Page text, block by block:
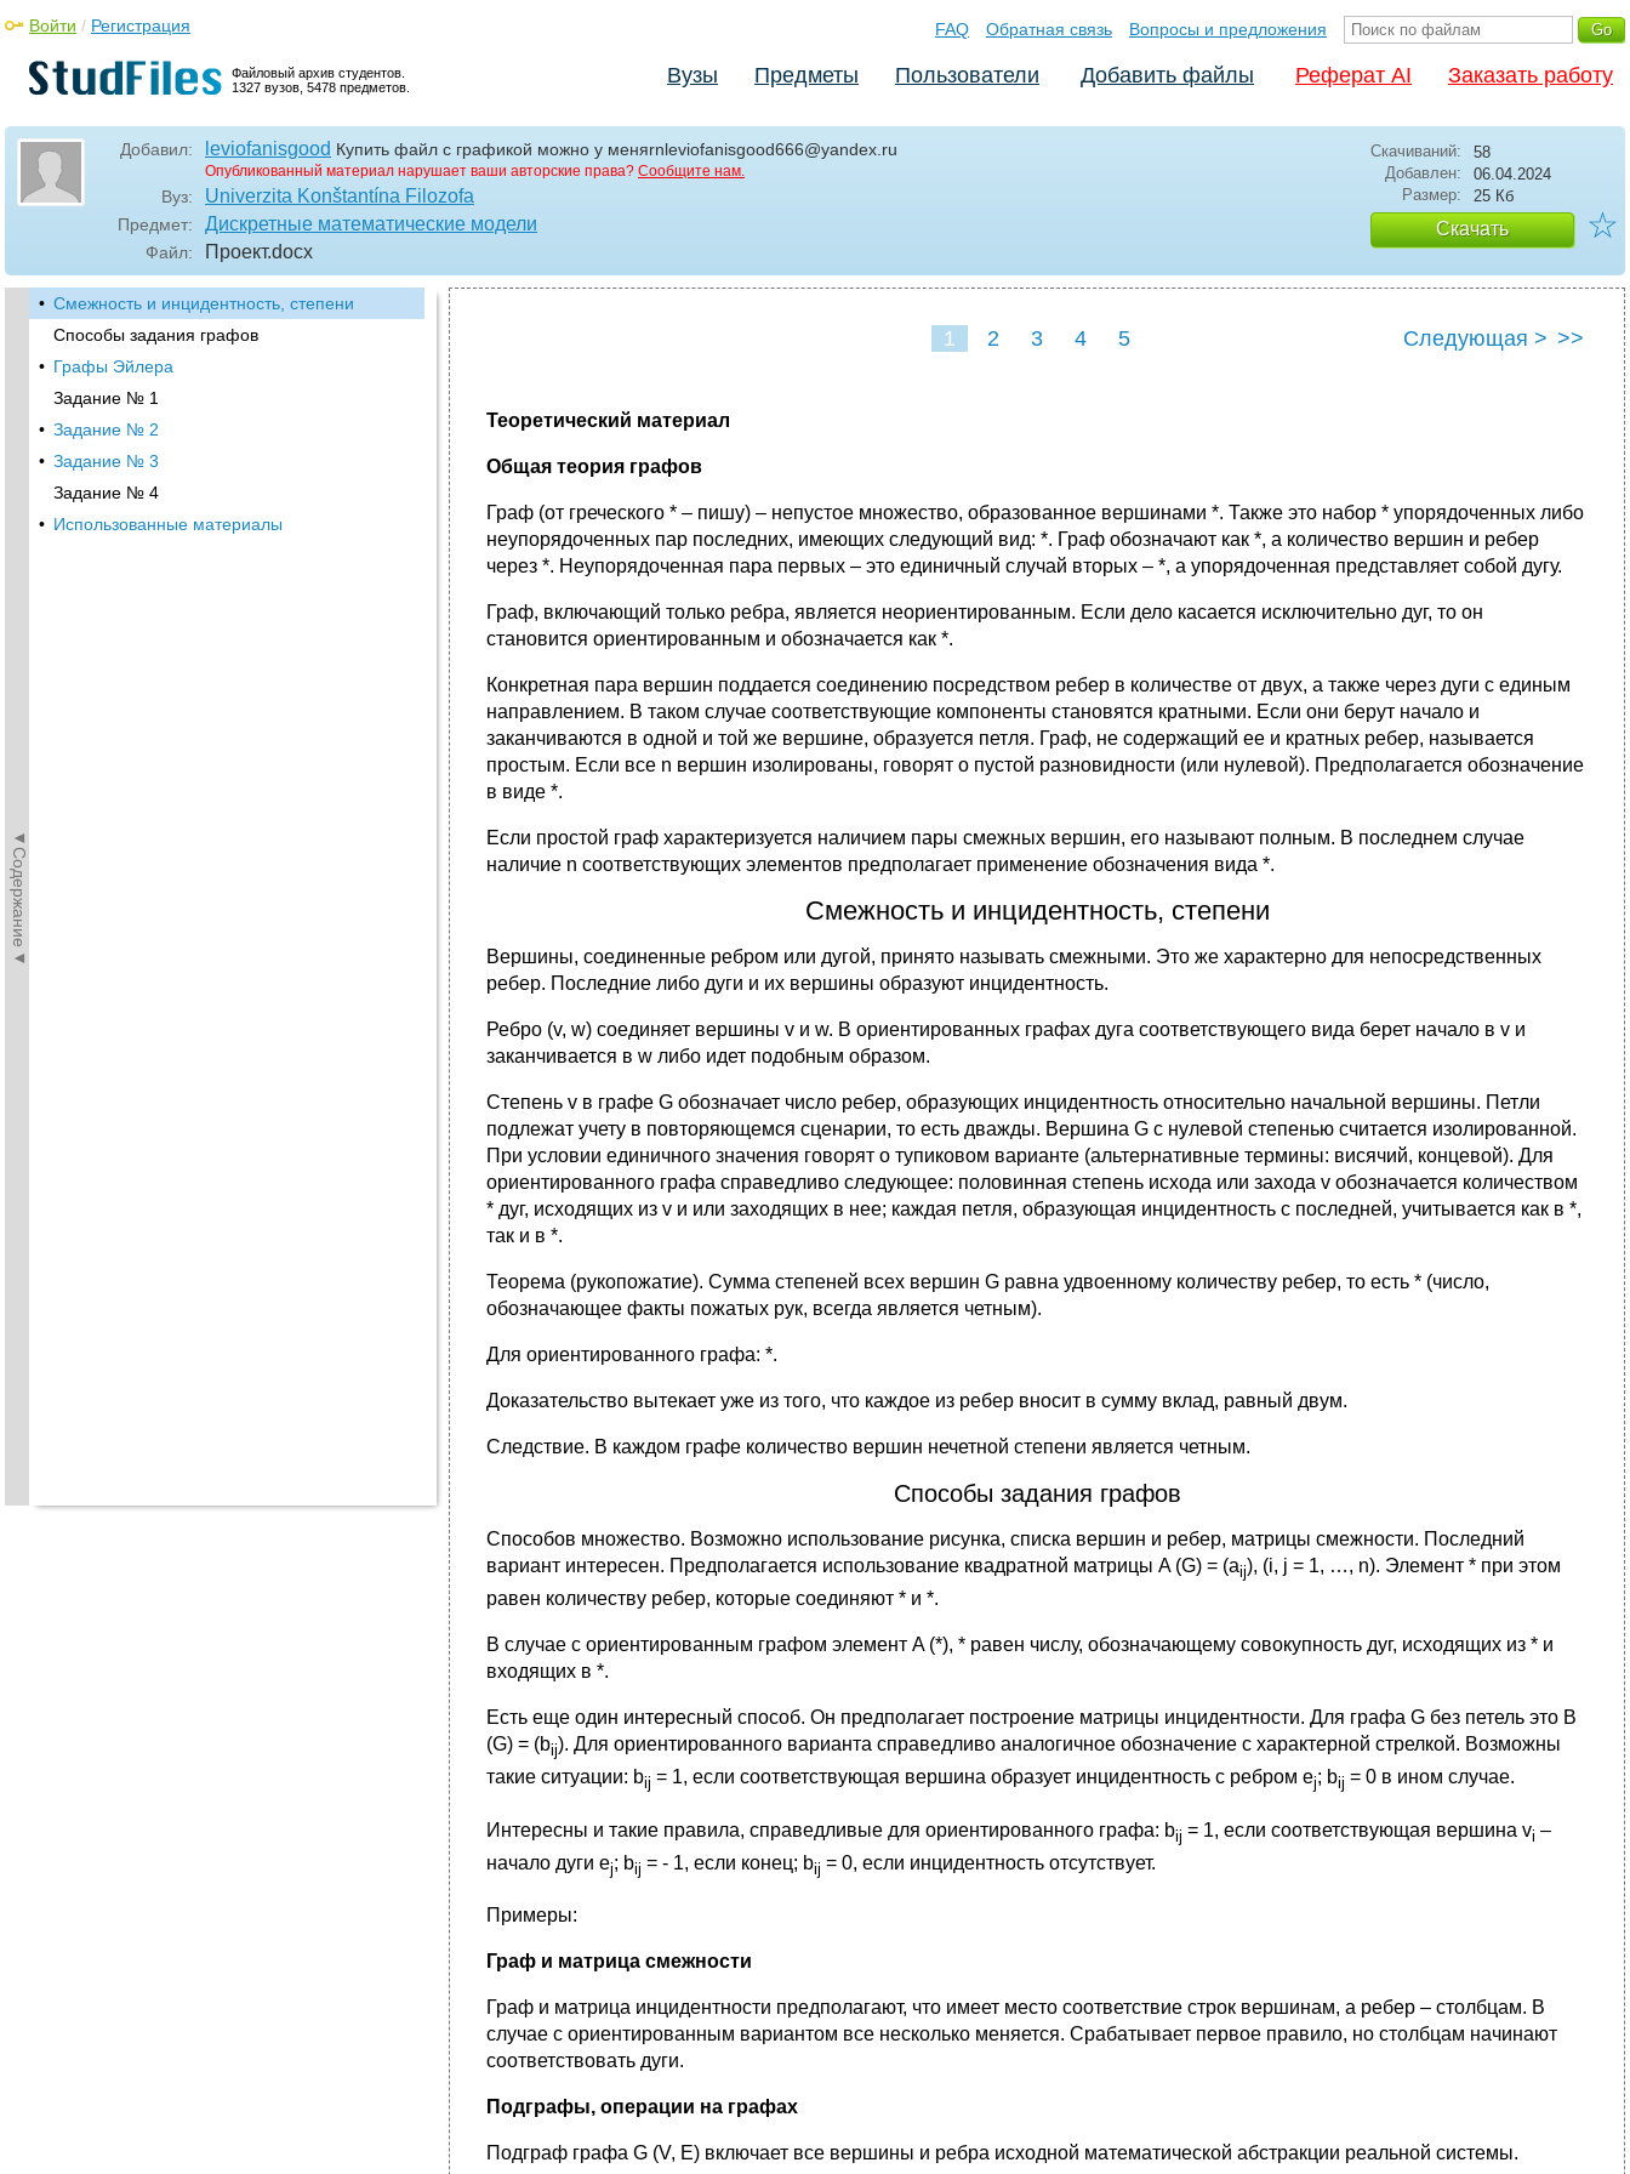
Файловый архив студентов.
1327 вузов, 5478 предметов.
Войти / Регистрация FAQ Обратная связь Вопросы и предложения
Вузы Предметы Пользователи Добавить файлы Реферат AI Заказать работу
Добавил: leviofanisgood Купить файл с графикой можно у меняrnleviofanisgood666@yandex.ru
Опубликованный материал нарушает ваши авторские права? Сообщите нам.
Вуз: Univerzita Konštantína Filozofa
Предмет: Дискретные математические модели
Файл: Проект.docx
Скачиваний:
58
Добавлен:
06.04.2024
Размер:
25 Кб
Скачать ☆
◄Содержание◄
• Смежность и инцидентность, степени
Способы задания графов
• Графы Эйлера
Задание № 1
• Задание № 2
• Задание № 3
Задание № 4
• Использованные материалы
1 2 3 4 5 Следующая > >>
Теоретический материал
Общая теория графов
Граф (от греческого * – пишу) – непустое множество, образованное вершинами *. Также это набор * упорядоченных либо
неупорядоченных пар последних, имеющих следующий вид: *. Граф обозначают как *, а количество вершин и ребер
через *. Неупорядоченная пара первых – это единичный случай вторых – *, а упорядоченная представляет собой дугу.
Граф, включающий только ребра, является неориентированным. Если дело касается исключительно дуг, то он
становится ориентированным и обозначается как *.
Конкретная пара вершин поддается соединению посредством ребер в количестве от двух, а также через дуги с единым
направлением. В таком случае соответствующие компоненты становятся кратными. Если они берут начало и
заканчиваются в одной и той же вершине, образуется петля. Граф, не содержащий ее и кратных ребер, называется
простым. Если все n вершин изолированы, говорят о пустой разновидности (или нулевой). Предполагается обозначение
в виде *.
Если простой граф характеризуется наличием пары смежных вершин, его называют полным. В последнем случае
наличие n соответствующих элементов предполагает применение обозначения вида *.
Смежность и инцидентность, степени
Вершины, соединенные ребром или дугой, принято называть смежными. Это же характерно для непосредственных
ребер. Последние либо дуги и их вершины образуют инцидентность.
Ребро (v, w) соединяет вершины v и w. В ориентированных графах дуга соответствующего вида берет начало в v и
заканчивается в w либо идет подобным образом.
Степень v в графе G обозначает число ребер, образующих инцидентность относительно начальной вершины. Петли
подлежат учету в повторяющемся сценарии, то есть дважды. Вершина G с нулевой степенью считается изолированной.
При условии единичного значения говорят о тупиковом варианте (альтернативные термины: висячий, концевой). Для
ориентированного графа справедливо следующее: половинная степень исхода или захода v обозначается количеством
* дуг, исходящих из v и или заходящих в нее; каждая петля, образующая инцидентность с последней, учитывается как в *,
так и в *.
Теорема (рукопожатие). Сумма степеней всех вершин G равна удвоенному количеству ребер, то есть * (число,
обозначающее факты пожатых рук, всегда является четным).
Для ориентированного графа: *.
Доказательство вытекает уже из того, что каждое из ребер вносит в сумму вклад, равный двум.
Следствие. В каждом графе количество вершин нечетной степени является четным.
Способы задания графов
Способов множество. Возможно использование рисунка, списка вершин и ребер, матрицы смежности. Последний
вариант интересен. Предполагается использование квадратной матрицы A (G) = (aij), (i, j = 1, …, n). Элемент * при этом
равен количеству ребер, которые соединяют * и *.
В случае с ориентированным графом элемент A (*), * равен числу, обозначающему совокупность дуг, исходящих из * и
входящих в *.
Есть еще один интересный способ. Он предполагает построение матрицы инцидентности. Для графа G без петель это B
(G) = (bij). Для ориентированного варианта справедливо аналогичное обозначение с характерной стрелкой. Возможны
такие ситуации: bij = 1, если соответствующая вершина образует инцидентность с ребром ej; bij = 0 в ином случае.
Интересны и такие правила, справедливые для ориентированного графа: bij = 1, если соответствующая вершина vi –
начало дуги ej; bij = - 1, если конец; bij = 0, если инцидентность отсутствует.
Примеры:
Граф и матрица смежности
Граф и матрица инцидентности предполагают, что имеет место соответствие строк вершинам, а ребер – столбцам. В
случае с ориентированным вариантом все несколько меняется. Срабатывает первое правило, но столбцам начинают
соответствовать дуги.
Подграфы, операции на графах
Подграф графа G (V, E) включает все вершины и ребра исходной математической абстракции реальной системы.